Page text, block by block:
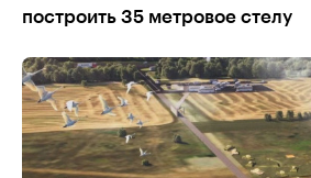
построить 35 метровое стелу